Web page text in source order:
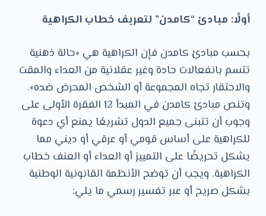
أولًا: مبادئ “كامدن” لتعريف خطاب الكراهية
بحسب مبادئ كامدن فإن الكراهية هي «حالة ذهنية
تتسم بانفعالات حادة وغير عقلانية من العداء والمقت
والاحتقار تجاه المجموعة أو الشخص المحرض ضده».
وتنص مبادئ كامدن في المبدأ 12 الفقرة الأولى على
وجوب أن تتبنى جميع الدول تشريعًا يمنع أي دعوة
للكراهية على أساس قومي أو عرقي أو ديني مما
يشكل تحريضًا على التمييز أو العداء أو العنف خطاب
الكراهية. ويجب أن توضح الأنظمة القانونية الوطنية
بشكل صريح أو عبر تفسير رسمي ما يلي: